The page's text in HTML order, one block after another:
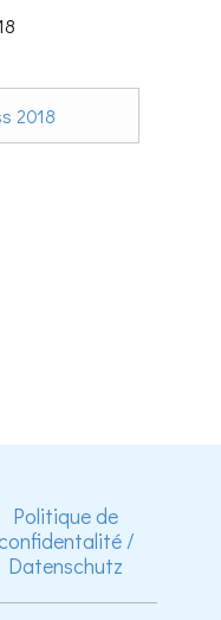
2018
Politique de
/
Datenschutz